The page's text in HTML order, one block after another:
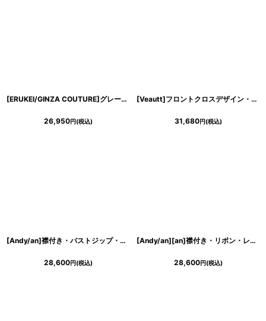
[ERUKEI/GINZA COUTURE]グレー・タイト・フレンチスリーブ・ツイード・ミディアムドレス・ワンピース[送料無料]
26,950円(税込)
[Veautt]フロントクロスデザイン・バックオープン・リボン・マーメード・フレア・ミディアムロングドレス《送料＆代引き手数料無料》
31,680円(税込)
[Andy/an]襟付き・バストジップ・ノースリーブ・プリーツ・ビジューボタン・フレア・セットアップ・ミニドレス《送料＆代引き手数料無料》
28,600円(税込)
[Andy/an][an]襟付き・リボン・レース・七分袖・フレア・Aライン・ミニドレス・ワンピース・キャバドレス《送料＆代引き手数料無料》
28,600円(税込)